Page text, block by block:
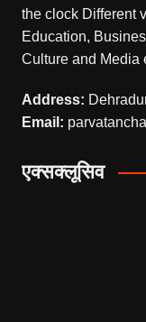
the clock Different
Education,
Culture and Media
Address:
Email:
एक्सक्लूसिव